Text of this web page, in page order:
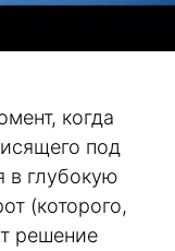
когда
под
в глубокую
(которого,
решение